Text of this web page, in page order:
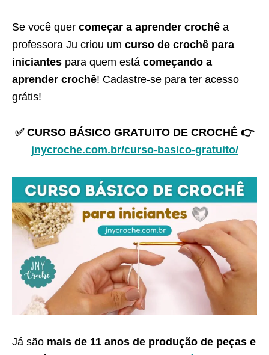
Se você quer começar a aprender crochê a
professora Ju criou um curso de crochê para
iniciantes para quem está começando a
aprender crochê! Cadastre-se para ter acesso
grátis!
✅ CURSO BÁSICO GRATUITO DE CROCHÊ 👉
jnycroche.com.br/curso-basico-gratuito/
Já são mais de 11 anos de produção de peças e